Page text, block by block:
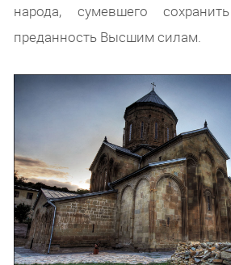
народа, сумевшего
преданность Высшим силам.